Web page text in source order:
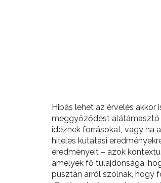
Hibás lehet az érvelés akkor
meggyőződést alátámasztó
idéznek forrásokat, vagy ha
hiteles kutatási
eredményeit – azok
amelyek fő tulajdonsága,
pusztán arról szólnak, hogy